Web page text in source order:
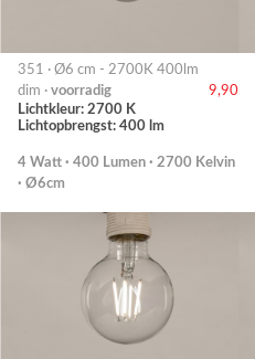
351 · Ø6 cm - 2700K 400lm
dim · voorradig
9,90
Lichtkleur: 2700 K
Lichtopbrengst: 400 lm
4 Watt · 400 Lumen · 2700 Kelvin
· Ø6cm